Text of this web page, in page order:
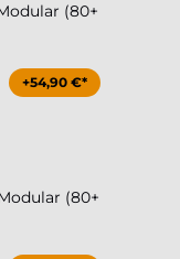
(80+
+54,90 €*
(80+